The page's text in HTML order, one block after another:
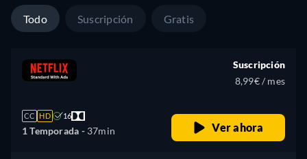
Todo Suscripción Gratis
CC HD 16
1 Temporada - 37min
Suscripción
8,99€ / mes
Ver ahora